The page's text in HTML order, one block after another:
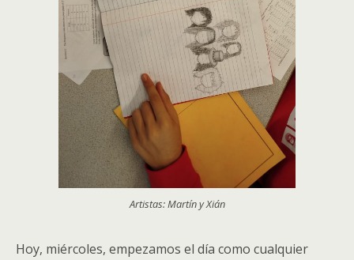
Artistas: Martín y Xián
Hoy, miércoles, empezamos el día como cualquier